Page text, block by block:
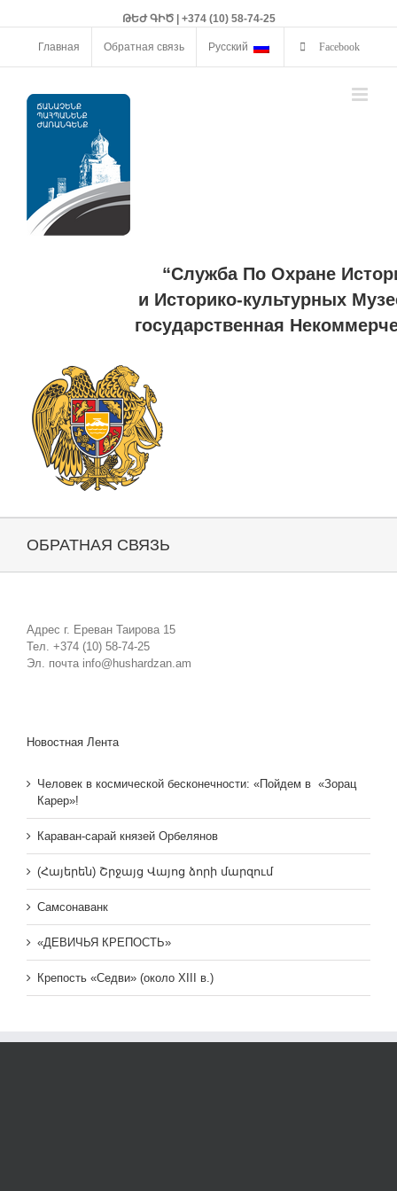
ԹԵԺ ԳԻԾ | +374 (10) 58-74-25
Главная Обратная связь Русский Facebook
“Служба По Охране
и Историко-культурных
государственная
ОБРАТНАЯ СВЯЗЬ
Адрес г. Ереван Таирова 15
Тел. +374 (10) 58-74-25
Эл. почта info@hushardzan.am
Новостная Лента
Человек в космической бесконечности: «Пойдем в «Зорац
Карер»!
Караван-сарай князей Орбелянов
(Հայերեն) Շրջայց Վայոց ձորի մարզում
Самсонаванк
«ДЕВИЧЬЯ КРЕПОСТЬ»
Крепость «Седви» (около XIII в.)